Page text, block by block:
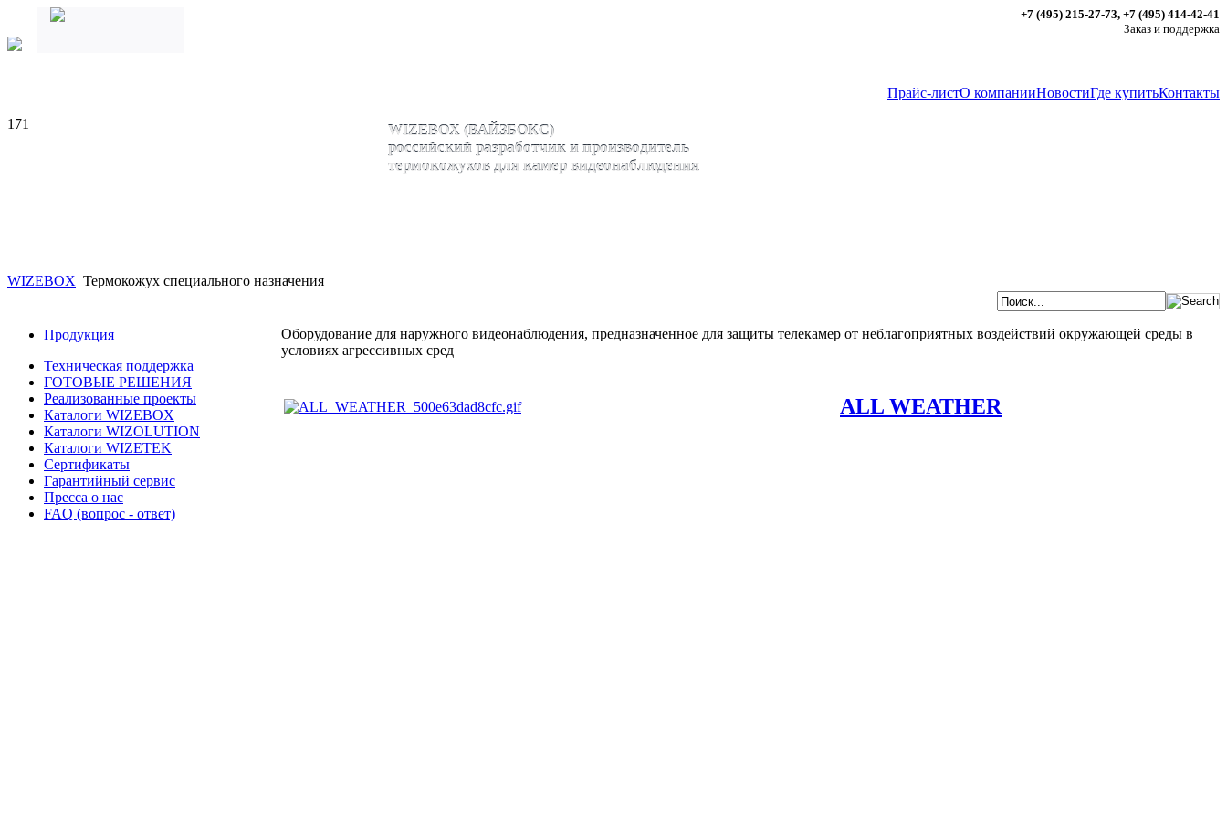
+7 (495) 215-27-73, +7 (495) 414-42-41
Заказ и поддержка
Прайс-листО компанииНовостиГде купитьКонтакты
171
WIZEBOX (ВАЙЗБОКС)
российский разработчик и производитель
термокожухов для камер видеонаблюдения
WIZEBOX Термокожух специального назначения
Продукция
Техническая поддержка
ГОТОВЫЕ РЕШЕНИЯ
Реализованные проекты
Каталоги WIZEBOX
Каталоги WIZOLUTION
Каталоги WIZETEK
Сертификаты
Гарантийный сервис
Пресса о нас
FAQ (вопрос - ответ)
Оборудование для наружного видеонаблюдения, предназначенное для защиты телекамер от неблагоприятных воздействий окружающей среды в
условиях агрессивных сред
ALL WEATHER